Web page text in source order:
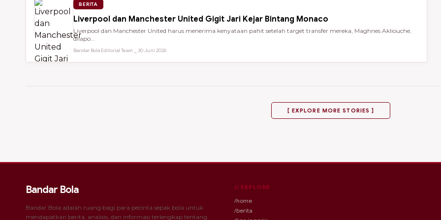
BERITA
Liverpool dan Manchester United Gigit Jari Kejar Bintang Monaco
Liverpool dan Manchester United harus menerima kenyataan pahit setelah target transfer mereka, Maghnes Akliouche,
dilapo...
Bandar Bola Editorial Team ⎯ 30 Juni 2026
[ EXPLORE MORE STORIES ]
Bandar Bola
Bandar Bola adalah ruang bagi para pecinta sepak bola untuk
mendapatkan berita, analisis, dan informasi terlengkap tentang
// EXPLORE
/home
/berita